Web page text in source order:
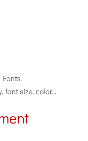
font size, color…